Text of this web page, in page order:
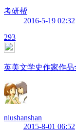
考研帮
2016-5-19 02:32
293
英美文学史作家作品
niushanshan
2015-8-01 06:52